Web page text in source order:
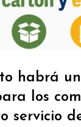
habrá
los
servicio